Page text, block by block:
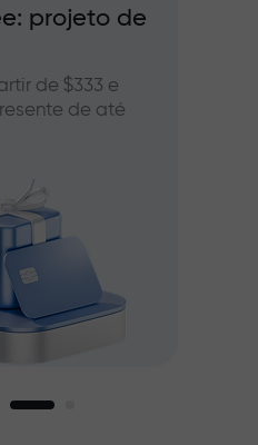
projeto de
de $333 e
de até